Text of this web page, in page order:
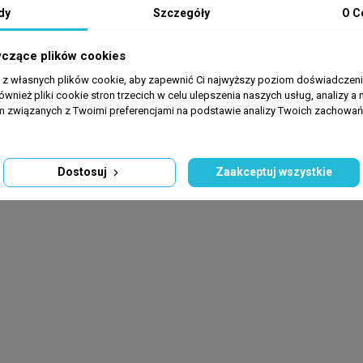
zapewnienia mu odpowiednich parametrów wody. Jako
bezkręgowce morskie, jest bardzo wrażliwy na gwałtowne
toleruje leków zawierających miedź.
Szczegóły O
plików cookies
z własnych plików cookie, aby zapewnić Ci najwyższy poziom
pliki cookie stron trzecich w celu ulepszenia naszych usług, analizy a
związanych z Twoimi preferencjami na podstawie analizy Twoich
Dostosuj Zaakceptuj wszystkie